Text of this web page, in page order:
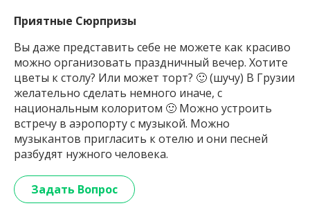
Приятные Сюрпризы
Вы даже представить себе не можете как красиво
можно организовать праздничный вечер. Хотите
цветы к столу? Или может торт? 🙂 (шучу) В Грузии
желательно сделать немного иначе, с
национальным колоритом 🙂 Можно устроить
встречу в аэропорту с музыкой. Можно
музыкантов пригласить к отелю и они песней
разбудят нужного человека.
Задать Вопрос